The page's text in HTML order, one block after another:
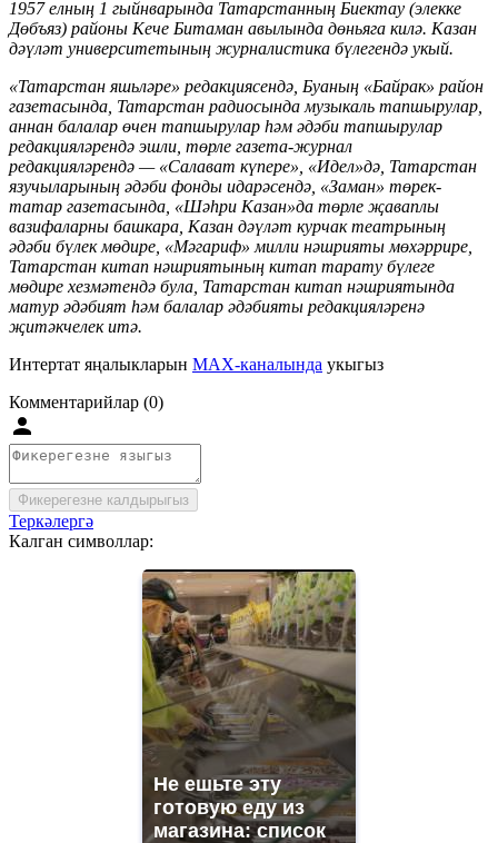
1957 елның 1 гыйнварында Татарстанның Биектау (элекке
Дөбъяз) районы Кече Битаман авылында дөньяга килә. Казан
дәүләт университетының журналистика бүлегендә укый.
«Татарстан яшьләре» редакциясендә, Буаның «Байрак» район
газетасында, Татарстан радиосында музыкаль тапшырулар,
аннан балалар өчен тапшырулар һәм әдәби тапшырулар
редакцияләрендә эшли, төрле газета-журнал
редакцияләрендә — «Салават күпере», «Идел»дә, Татарстан
язучыларының әдәби фонды идарәсендә, «Заман» төрек-
татар газетасында, «Шәһри Казан»да төрле җаваплы
вазифаларны башкара, Казан дәүләт курчак театрының
әдәби бүлек мөдире, «Мәгариф» милли нәшрияты мөхәррире,
Татарстан китап нәшриятының китап тарату бүлеге
мөдире хезмәтендә була, Татарстан китап нәшриятында
матур әдәбият һәм балалар әдәбияты редакцияләренә
җитәкчелек итә.
Интертат яңалыкларын MAX-каналында укыгыз
Комментарийлар (0)
Фикерегезне калдырыгыз
Теркәлергә
Калган символлар:
Не ешьте эту
готовую еду из
магазина: список